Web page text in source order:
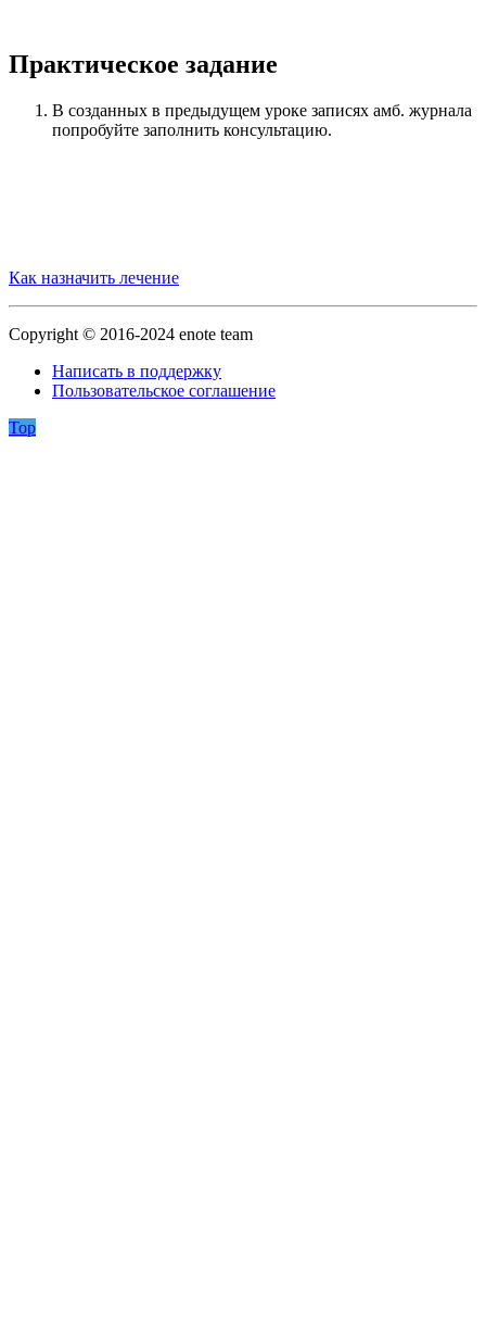
Практическое задание
В созданных в предыдущем уроке записях амб. журнала
попробуйте заполнить консультацию.
Как назначить лечение
Copyright © 2016-2024 enote team
Написать в поддержку
Пользовательское соглашение
Top